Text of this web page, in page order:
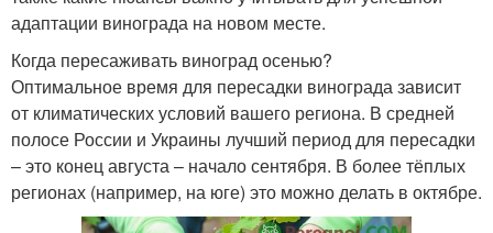
адаптации винограда на новом месте.
Когда пересаживать виноград осенью?
Оптимальное время для пересадки винограда зависит
от климатических условий вашего региона. В средней
полосе России и Украины лучший период для пересадки
– это конец августа – начало сентября. В более тёплых
регионах (например, на юге) это можно делать в октябре.